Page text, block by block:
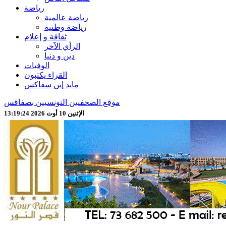
رياضة
رياضة عالمية
رياضة وطنية
ثقافة و إعلام
الرأي الآخر
دين و دنيا
الوفيات
القراء يكتبون
مايد إين سفاكس
موقع الصحفيين التونسيين بصفاقس
الإثنين 10 أوت 2026 13:19:26